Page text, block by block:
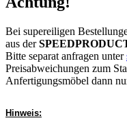
Bei supereiligen
aus der
Bitte separat anfragen unter
Preisabweichungen zum
Anfertigungsmöbel dann
Hinweis: